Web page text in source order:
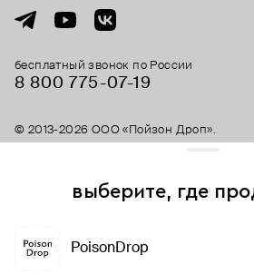
бесплатный звонок по России
8 800 775⁠-07⁠-19
© 2013-2026 ООО «Пойзон Дроп».
все права защищены.
выберите, где
PoisonDrop
и сервисы аналитики. Продолжая его
вы соглашаетесь с нашим
скоро здесь